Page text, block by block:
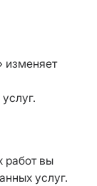
изменяет
работ вы
услуг.